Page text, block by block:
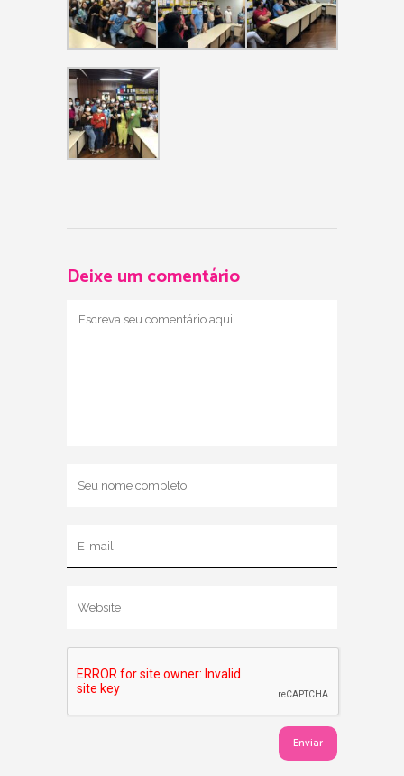
Deixe um comentário